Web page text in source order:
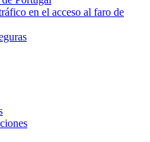
en el acceso al faro de